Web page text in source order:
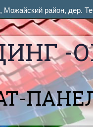
-
район, дер.